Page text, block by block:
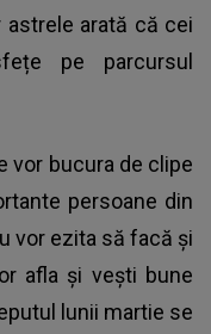
astrele arată că cei
pe parcursul
vor bucura de clipe
persoane din
vor ezita să facă și
afla și vești bune
lunii martie se